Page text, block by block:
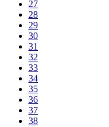
27
28
29
30
31
32
33
34
35
36
37
38